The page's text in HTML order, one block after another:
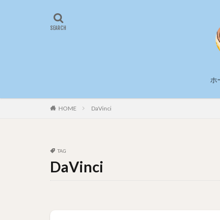
ホ
HOME DaVinci
TAG
DaVinci